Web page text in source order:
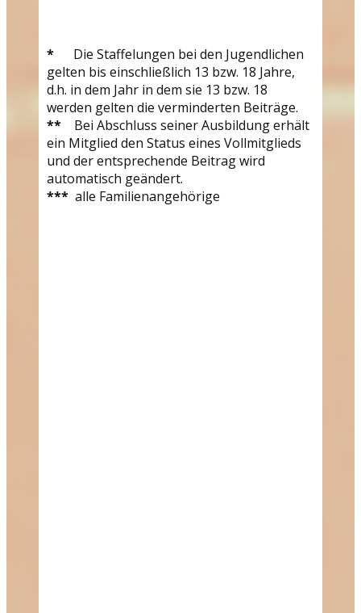
* Die Staffelungen bei den Jugendlichen
gelten bis einschließlich 13 bzw. 18 Jahre,
d.h. in dem Jahr in dem sie 13 bzw. 18
werden gelten die verminderten Beiträge.
** Bei Abschluss seiner Ausbildung erhält
ein Mitglied den Status eines Vollmitglieds
und der entsprechende Beitrag wird
automatisch geändert.
*** alle Familienangehörige
45,00 €
75,00 €
130,00 €
210,00 €
250,00 €
25,00 €